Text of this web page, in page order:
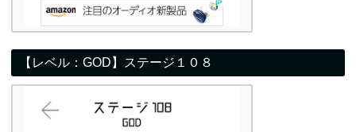
【レベル：GOD】ステージ１０８